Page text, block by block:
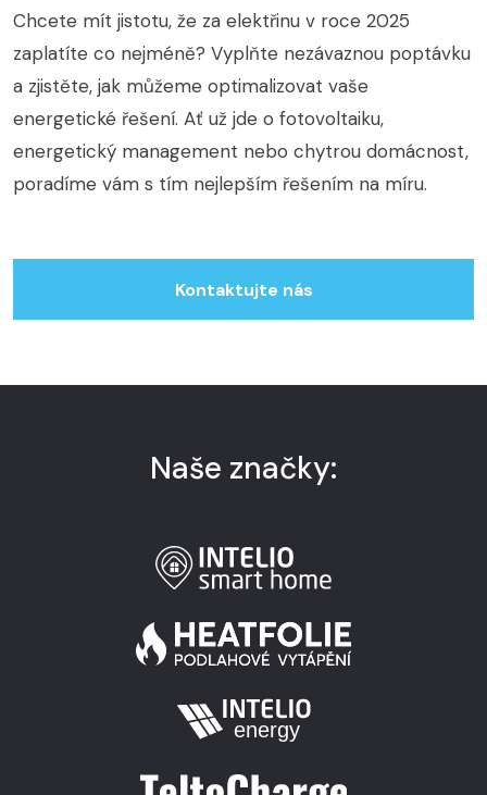
Chcete mít jistotu, že za elektřinu v roce 2025
zaplatíte co nejméně? Vyplňte nezávaznou poptávku
a zjistěte, jak můžeme optimalizovat vaše
energetické řešení. Ať už jde o fotovoltaiku,
energetický management nebo chytrou domácnost,
poradíme vám s tím nejlepším řešením na míru.
Kontaktujte nás
Naše značky: